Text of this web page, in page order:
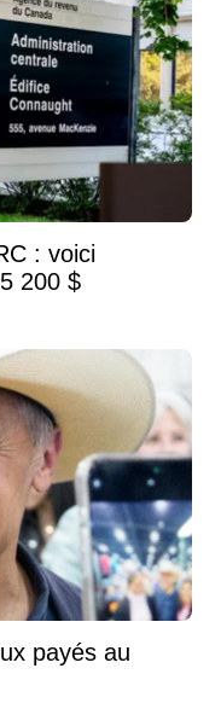
: voici
200 $
payés au